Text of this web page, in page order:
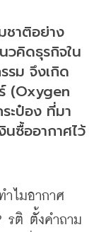
ชาติอย่าง
วคิดธุรกิจใน
รม จึงเกิด
(Oxygen
ะป๋อง ที่มา
ซื้ออากาศไว้
ไมอากาศ
รติ ตั้งคำถาม